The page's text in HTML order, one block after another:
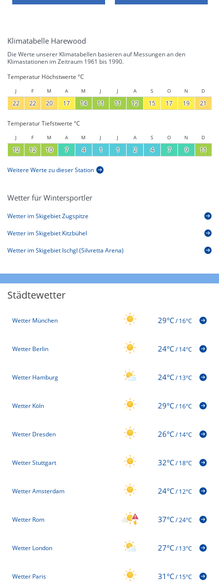
Klimatabelle Harewood
Die Werte unserer Klimatabellen basieren auf Messungen an den
Klimastationen im Zeitraum 1961 bis 1990.
Temperatur Höchstwerte °C
J F M A M J J A S O N D
22 22 20 17 14 11 11 12 15 17 19 21
Temperatur Tiefstwerte °C
J F M A M J J A S O N D
12 12 10 7 4 1 1 2 4 7 9 11
Weitere Werte zu dieser Station
Wetter für Wintersportler
Wetter im Skigebiet Zugspitze
Wetter im Skigebiet Kitzbühel
Wetter im Skigebiet Ischgl (Silvretta Arena)
Städtewetter
Wetter München 29°C/16°C
Wetter Berlin 24°C/14°C
Wetter Hamburg 24°C/13°C
Wetter Köln 29°C/16°C
Wetter Dresden 26°C/14°C
Wetter Stuttgart 32°C/18°C
Wetter Amsterdam 24°C/12°C
Wetter Rom 37°C/24°C
Wetter London 27°C/13°C
Wetter Paris 31°C/15°C